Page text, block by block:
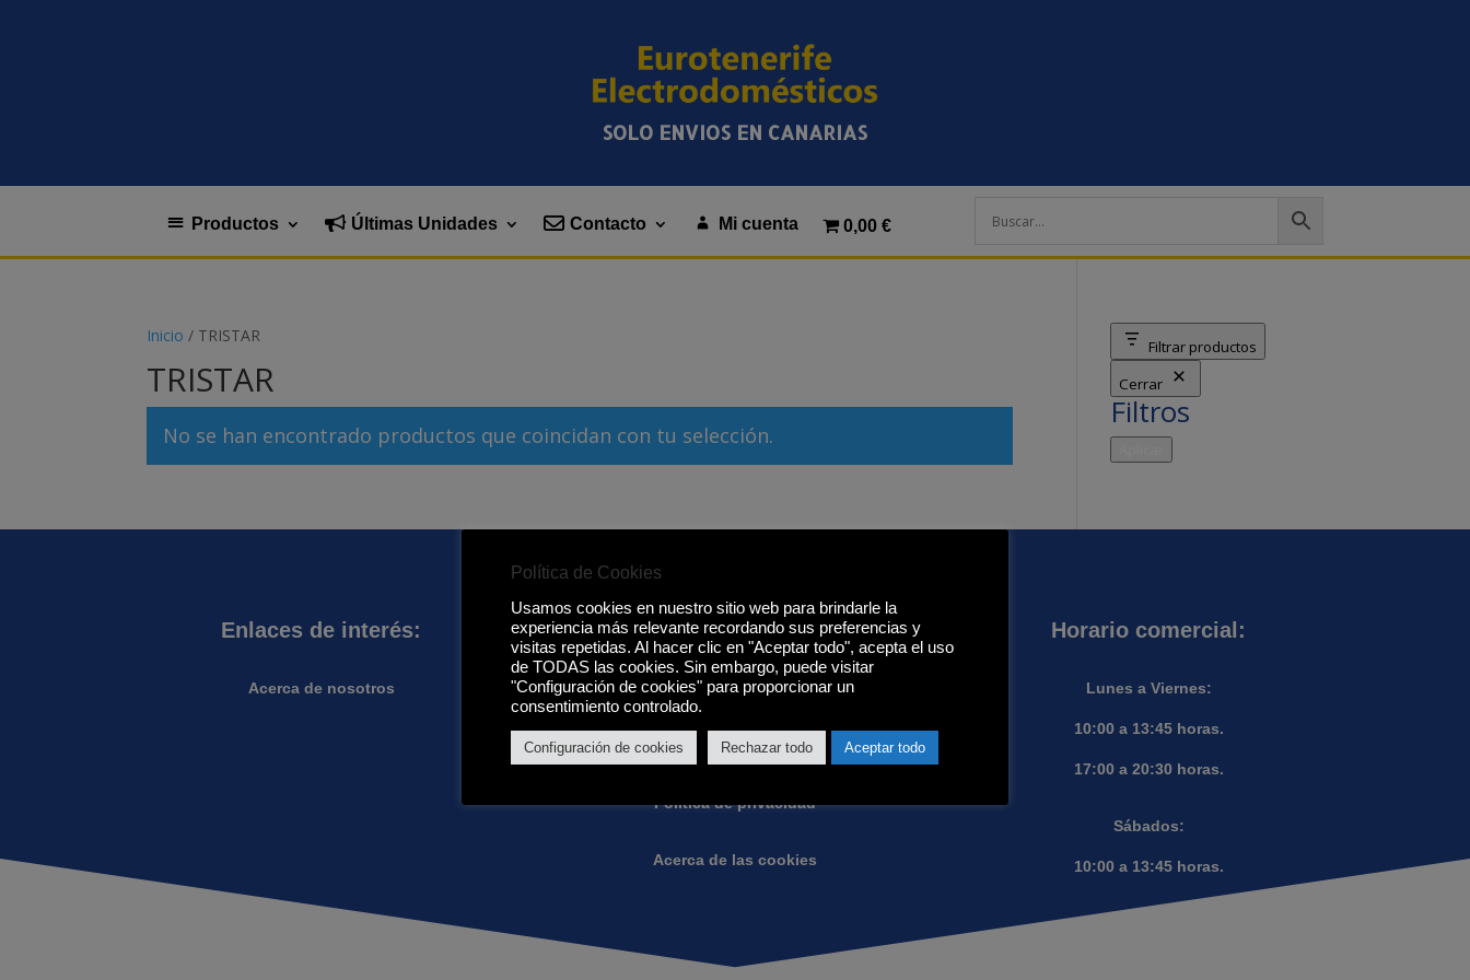
SOLO ENVIOS EN CANARIAS
Productos Últimas Unidades Contacto Mi cuenta 0,00 €
Inicio / TRISTAR
TRISTAR
No se han encontrado productos que coincidan con tu selección.
Filtrar productos
Cerrar
Filtros
Enlaces de interés:
Acerca de nosotros
Condiciones de Eurotenerife:
Condiciones generales
Garantias
Política de privacidad
Acerca de las cookies
Horario comercial:
Lunes a Viernes:
10:00 a 13:45 horas.
17:00 a 20:30 horas.
Sábados:
10:00 a 13:45 horas.
Política de Cookies
Usamos cookies en nuestro sitio web para brindarle la
experiencia más relevante recordando sus preferencias y
visitas repetidas. Al hacer clic en "Aceptar todo", acepta el uso
de TODAS las cookies. Sin embargo, puede visitar
"Configuración de cookies" para proporcionar un
consentimiento controlado.
Configuración de cookies Rechazar todo Aceptar todo